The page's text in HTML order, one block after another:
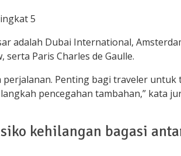
5
adalah Dubai International,
Paris Charles de Gaulle.
Penting bagi traveler untuk
pencegahan tambahan,” kata
kehilangan bagasi